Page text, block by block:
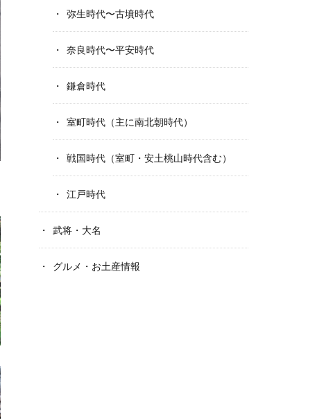
弥生時代〜古墳時代
奈良時代〜平安時代
鎌倉時代
室町時代（主に南北朝時代）
戦国時代（室町・安土桃山時代含む）
江戸時代
武将・大名
グルメ・お土産情報